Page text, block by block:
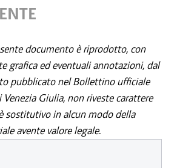
documento è riprodotto, con
grafica ed eventuali annotazioni, dal
pubblicato nel Bollettino ufficiale
Giulia, non riveste carattere
sostitutivo in alcun modo della
avente valore legale.